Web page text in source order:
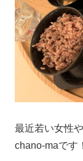
最近若い女性
chano-maです！